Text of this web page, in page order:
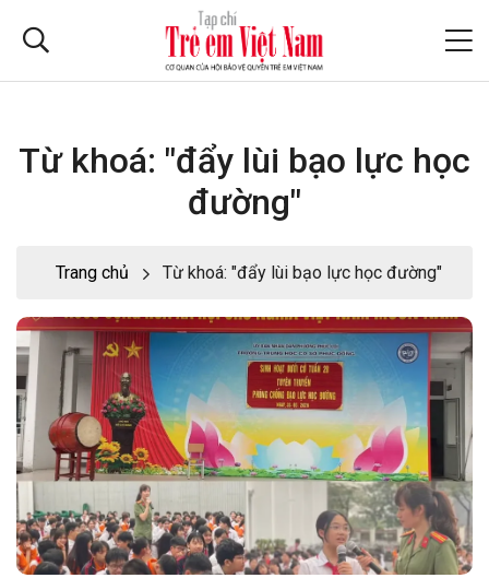
Từ khoá: "đẩy lùi bạo lực học
đường"
Trang chủ Từ khoá: "đẩy lùi bạo lực học đường"